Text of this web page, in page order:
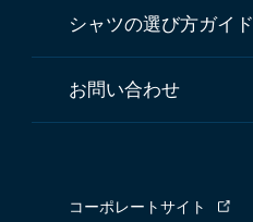
シャツの選び方ガイド
お問い合わせ
コーポレートサイト